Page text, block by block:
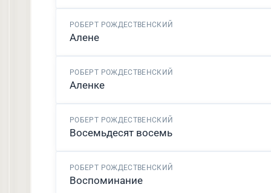
РОБЕРТ РОЖДЕСТВЕНСКИЙ
Алене
РОБЕРТ РОЖДЕСТВЕНСКИЙ
Аленке
РОБЕРТ РОЖДЕСТВЕНСКИЙ
Восемьдесят восемь
РОБЕРТ РОЖДЕСТВЕНСКИЙ
Воспоминание